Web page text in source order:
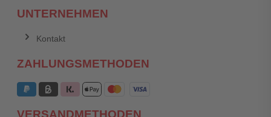
UNTERNEHMEN
Kontakt
ZAHLUNGSMETHODEN
VERSANDMETHODEN